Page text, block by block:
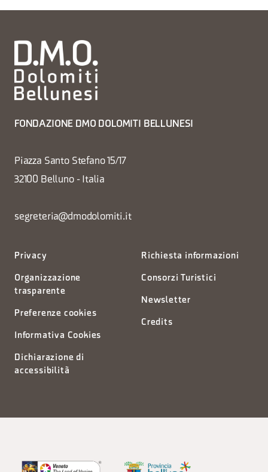
FONDAZIONE DMO DOLOMITI BELLUNESI
Piazza Santo Stefano 15/17
32100 Belluno - Italia
segreteria@dmodolomiti.it
Privacy
Organizzazione
trasparente
Preferenze cookies
Informativa Cookies
Dichiarazione di
accessibilità
Richiesta informazioni
Consorzi Turistici
Newsletter
Credits